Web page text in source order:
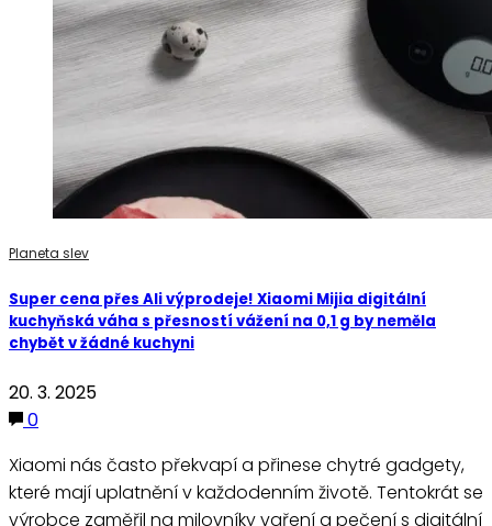
Planeta slev
Super cena přes Ali výprodeje! Xiaomi Mijia digitální
kuchyňská váha s přesností vážení na 0,1 g by neměla
chybět v žádné kuchyni
20. 3. 2025
0
Xiaomi nás často překvapí a přinese chytré gadgety,
které mají uplatnění v každodenním životě. Tentokrát se
výrobce zaměřil na milovníky vaření a pečení s digitální